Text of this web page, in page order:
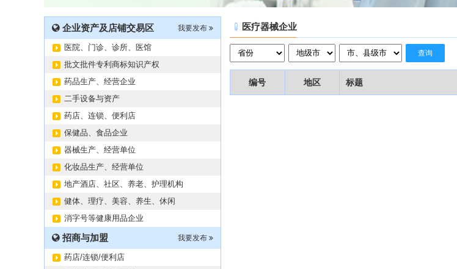
我要发布
企业资产及店铺交易区
医院、门诊、诊所、医馆
批文批件专利商标知识产权
药品生产、经营企业
二手设备与资产
药店、连锁、便利店
保健品、食品企业
器械生产、经营单位
化妆品生产、经营单位
地产酒店、社区、养老、护理机构
健体、理疗、美容、养生、休闲
消字号等健康用品企业
我要发布
招商与加盟
药店/连锁/便利店
医疗器械企业
查询
编号 地区 标题